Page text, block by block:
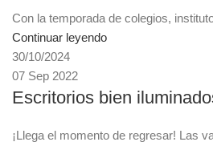
Con la temporada de colegios,
Continuar leyendo
30/10/2024
07 Sep 2022
Escritorios bien
¡Llega el momento de regresar! Las